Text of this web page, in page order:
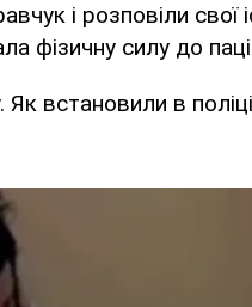
і розповіли свої
фізичну силу до
встановили в